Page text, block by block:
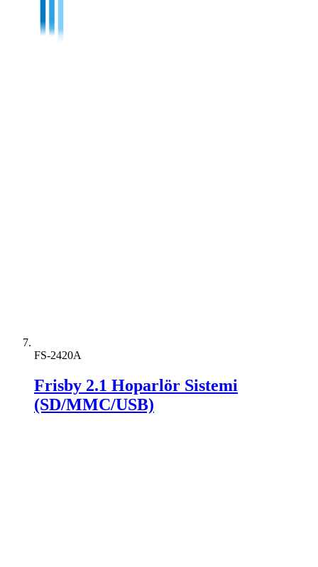
FS-2420A
Frisby 2.1 Hoparlör Sistemi
(SD/MMC/USB)